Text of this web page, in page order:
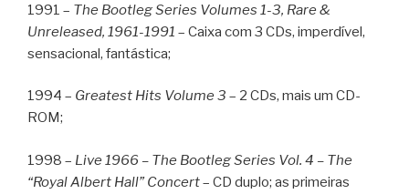
1991 – The Bootleg Series Volumes 1-3, Rare &
Unreleased, 1961-1991 – Caixa com 3 CDs, imperdível,
sensacional, fantástica;
1994 – Greatest Hits Volume 3 – 2 CDs, mais um CD-
ROM;
1998 – Live 1966 – The Bootleg Series Vol. 4 – The
“Royal Albert Hall” Concert– CD duplo; as primeiras